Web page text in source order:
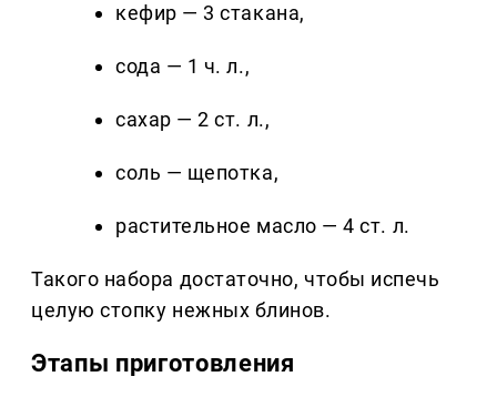
кефир — 3 стакана,
сода — 1 ч. л.,
сахар — 2 ст. л.,
соль — щепотка,
растительное масло — 4 ст. л.
Такого набора достаточно, чтобы испечь
целую стопку нежных блинов.
Этапы приготовления